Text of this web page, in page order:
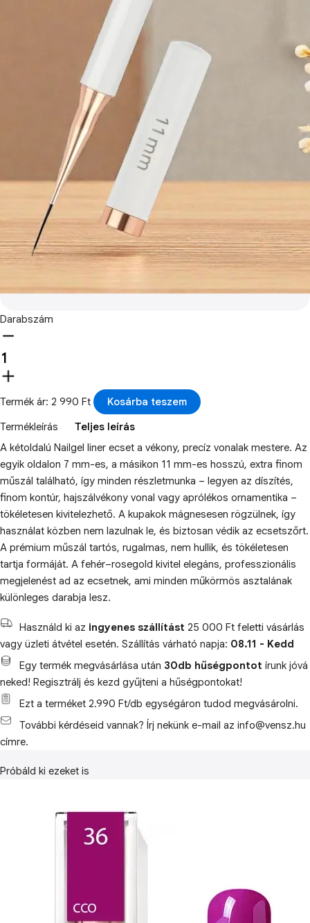
Darabszám
Termék ár: 2 990 Ft
Kosárba teszem
Termékleírás
Teljes leírás
A kétoldalú Nailgel liner ecset a vékony, precíz vonalak mestere. Az
egyik oldalon 7 mm-es, a másikon 11 mm-es hosszú, extra finom
műszál található, így minden részletmunka – legyen az díszítés,
finom kontúr, hajszálvékony vonal vagy aprólékos ornamentika –
tökéletesen kivitelezhető. A kupakok mágnesesen rögzülnek, így
használat közben nem lazulnak le, és biztosan védik az ecsetszőrt.
A prémium műszál tartós, rugalmas, nem hullik, és tökéletesen
tartja formáját. A fehér–rosegold kivitel elegáns, professzionális
megjelenést ad az ecsetnek, ami minden műkörmös asztalának
különleges darabja lesz.
Használd ki az ingyenes szállítást 25 000 Ft feletti vásárlás
vagy üzleti átvétel esetén. Szállítás várható napja: 08.11 - Kedd
Egy termék megvásárlása után 30db hűségpontot írunk jóvá
neked! Regisztrálj és kezd gyűjteni a hűségpontokat!
Ezt a terméket 2.990 Ft/db egységáron tudod megvásárolni.
További kérdéseid vannak? Írj nekünk e-mail az info@vensz.hu
címre.
Próbáld ki ezeket is